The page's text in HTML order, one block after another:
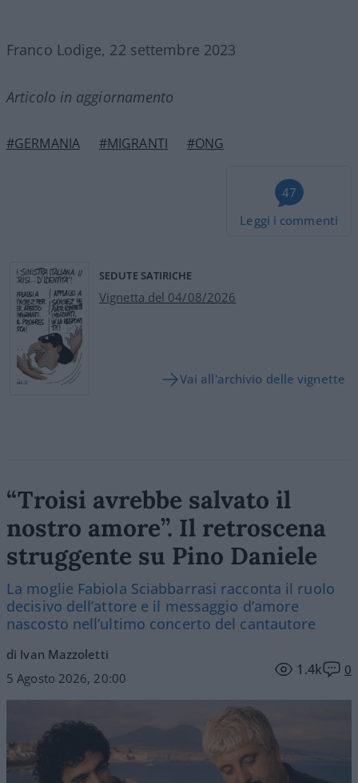
Franco Lodige, 22 settembre 2023
Articolo in aggiornamento
#GERMANIA #MIGRANTI #ONG
47
Leggi i commenti
SEDUTE SATIRICHE
Vignetta del 04/08/2026
Vai all'archivio delle vignette
“Troisi avrebbe salvato il
nostro amore”. Il retroscena
struggente su Pino Daniele
La moglie Fabiola Sciabbarrasi racconta il ruolo
decisivo dell’attore e il messaggio d’amore
nascosto nell’ultimo concerto del cantautore
di Ivan Mazzoletti
5 Agosto 2026, 20:00
1.4k 0